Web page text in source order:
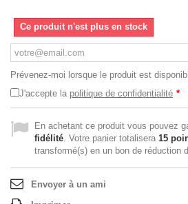
Ce produit n'est plus en stock
Prévenez-moi lorsque le produit est
J'accepte la politique de confidentialité *
En achetant ce produit vous pouvez
fidélité. Votre panier totalisera 15
transformé(s) en un bon de réduction
Envoyer à un ami